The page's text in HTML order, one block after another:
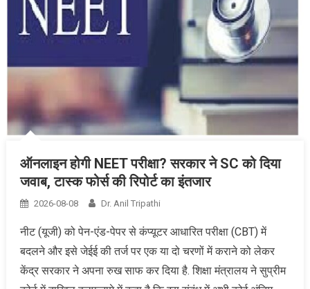
ऑनलाइन होगी NEET परीक्षा? सरकार ने SC को दिया
जवाब, टास्क फोर्स की रिपोर्ट का इंतजार
2026-08-08 Dr. Anil Tripathi
नीट (यूजी) को पेन-एंड-पेपर से कंप्यूटर आधारित परीक्षा (CBT) में
बदलने और इसे जेईई की तर्ज पर एक या दो चरणों में कराने को लेकर
केंद्र सरकार ने अपना रुख साफ कर दिया है. शिक्षा मंत्रालय ने सुप्रीम